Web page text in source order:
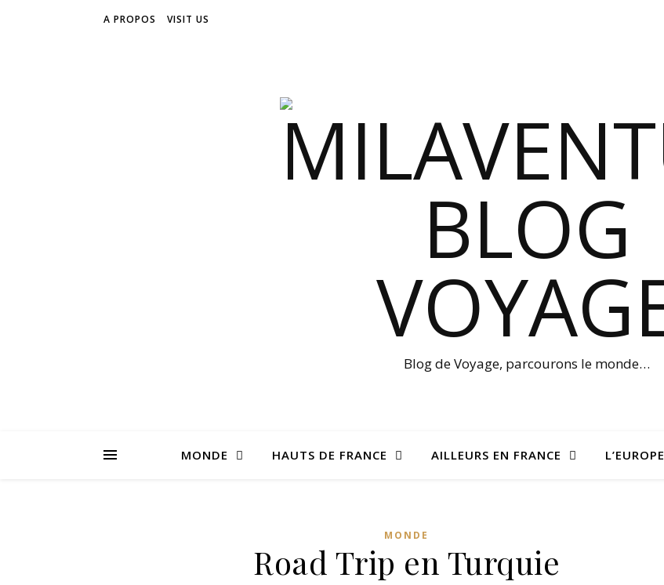
A PROPOS VISIT US
Blog de Voyage, parcourons le monde…
MONDE HAUTS DE FRANCE AILLEURS EN FRANCE L’EUROPE
MONDE
Road Trip en Turquie